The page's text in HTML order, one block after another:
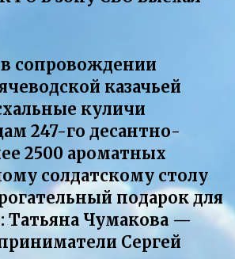
сопровождении
казачьей
куличи
247-го десантно-
2500 ароматных
солдатскому столу
подарок для
Татьяна Чумакова —
Сергей